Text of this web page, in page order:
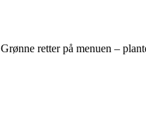
Grønne retter på menuen –